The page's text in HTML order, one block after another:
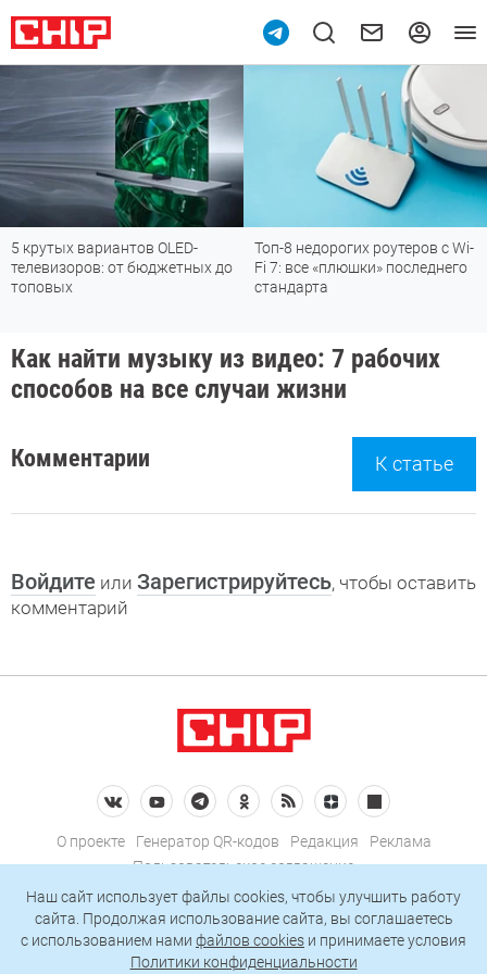
5 крутых вариантов OLED-
телевизоров: от бюджетных до
топовых
Топ-8 недорогих роутеров с Wi-
Fi 7: все «плюшки» последнего
стандарта
Как найти музыку из видео: 7 рабочих
способов на все случаи жизни
Комментарии К статье
Войдите или Зарегистрируйтесь, чтобы оставить
комментарий
О проекте Генератор QR-кодов Редакция
Реклама
Пользовательское соглашение
Политика конфиденциальности
Подписаться на рассылку
Наш сайт использует файлы cookies, чтобы улучшить работу
сайта. Продолжая использование сайта, вы соглашаетесь
c использованием нами файлов cookies и принимаете условия
Политики конфиденциальности